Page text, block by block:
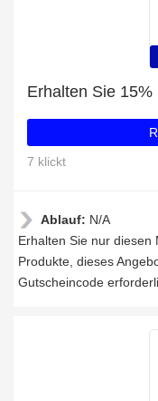
Erhalten Sie
7 klickt
Ablauf: N/A
Erhalten Sie nur diesen
Produkte, dieses
Gutscheincode